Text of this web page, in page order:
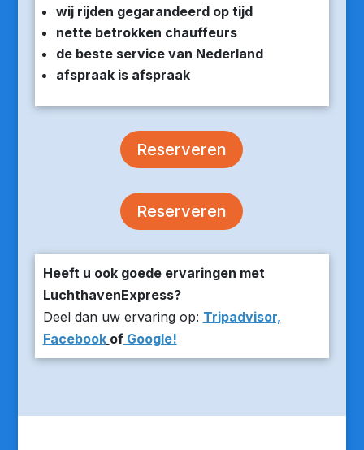
wij rijden gegarandeerd op tijd
nette betrokken chauffeurs
de beste service van Nederland
afspraak is afspraak
Reserveren
Reserveren
Heeft u ook goede ervaringen met
LuchthavenExpress?
Deel dan uw ervaring op: Tripadvisor,
Facebook ofGoogle!